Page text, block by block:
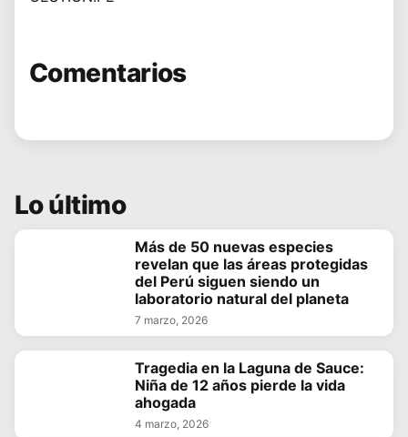
Comentarios
Lo último
Más de 50 nuevas especies
revelan que las áreas protegidas
del Perú siguen siendo un
laboratorio natural del planeta
7 marzo, 2026
Tragedia en la Laguna de Sauce:
Niña de 12 años pierde la vida
ahogada
4 marzo, 2026